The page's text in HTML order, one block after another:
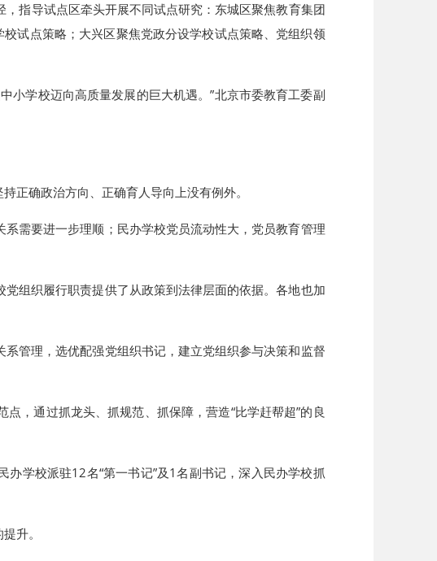
指导试点区牵头开展不同试点研究：东城区聚焦教育集团
试点策略；大兴区聚焦党政分设学校试点策略、党组织领
小学校迈向高质量发展的巨大机遇。”北京市委教育工委副
正确政治方向、正确育人导向上没有例外。
需要进一步理顺；民办学校党员流动性大，党员教育管理
组织履行职责提供了从政策到法律层面的依据。各地也加
管理，选优配强党组织书记，建立党组织参与决策和监督
，通过抓龙头、抓规范、抓保障，营造“比学赶帮超”的良
学校派驻12名“第一书记”及1名副书记，深入民办学校抓
升。